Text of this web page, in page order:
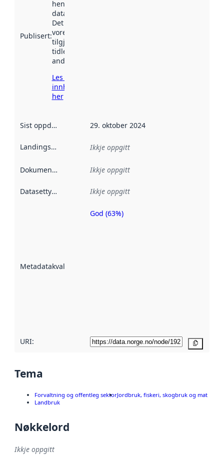
Publisert:
henta inn av
data.norge.no.
Det kan ha
vore
tilgjengeleg
tidlegare
andre stader.
Les meir om
innhenting
her
Sist oppdatert 29. oktober 2024
Landingsside Ikkje oppgitt
Dokumentasjon Ikkje oppgitt
Datasettype Ikkje oppgitt
Metadatakvalitet
Metadatakvalitet
God (63%)
URI:
Tema
Forvaltning og offentleg sektorJordbruk, fiskeri, skogbruk og mat
Landbruk
Nøkkelord
Ikkje oppgitt